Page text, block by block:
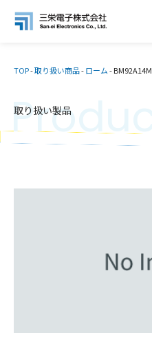
TOP-取り扱い商品-ローム-
取り扱い製品